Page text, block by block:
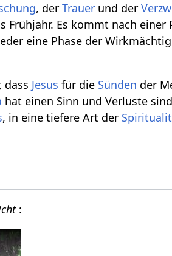
, derTrauer und der
Es kommt nach einer
eine Phase der
dass Jesus für die Sünden der
hat einen Sinn und Verluste
, in eine tiefere Art der
: